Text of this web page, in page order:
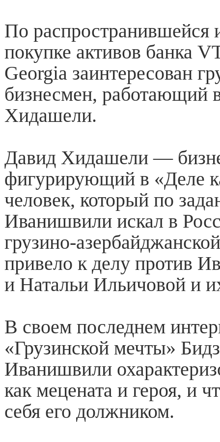
По распространившейся
покупке активов банка
Georgia заинтересован
бизнесмен, работающий
Хидашели.
Давид Хидашели —
фигурирующий в «Деле
человек, который по
Иванишвили искал в
грузино-
привело к делу против
и Натальи Ильичовой и
В своем последнем
«Грузинской мечты»
Иванишвили
как мецената и героя, и
себя его должником.